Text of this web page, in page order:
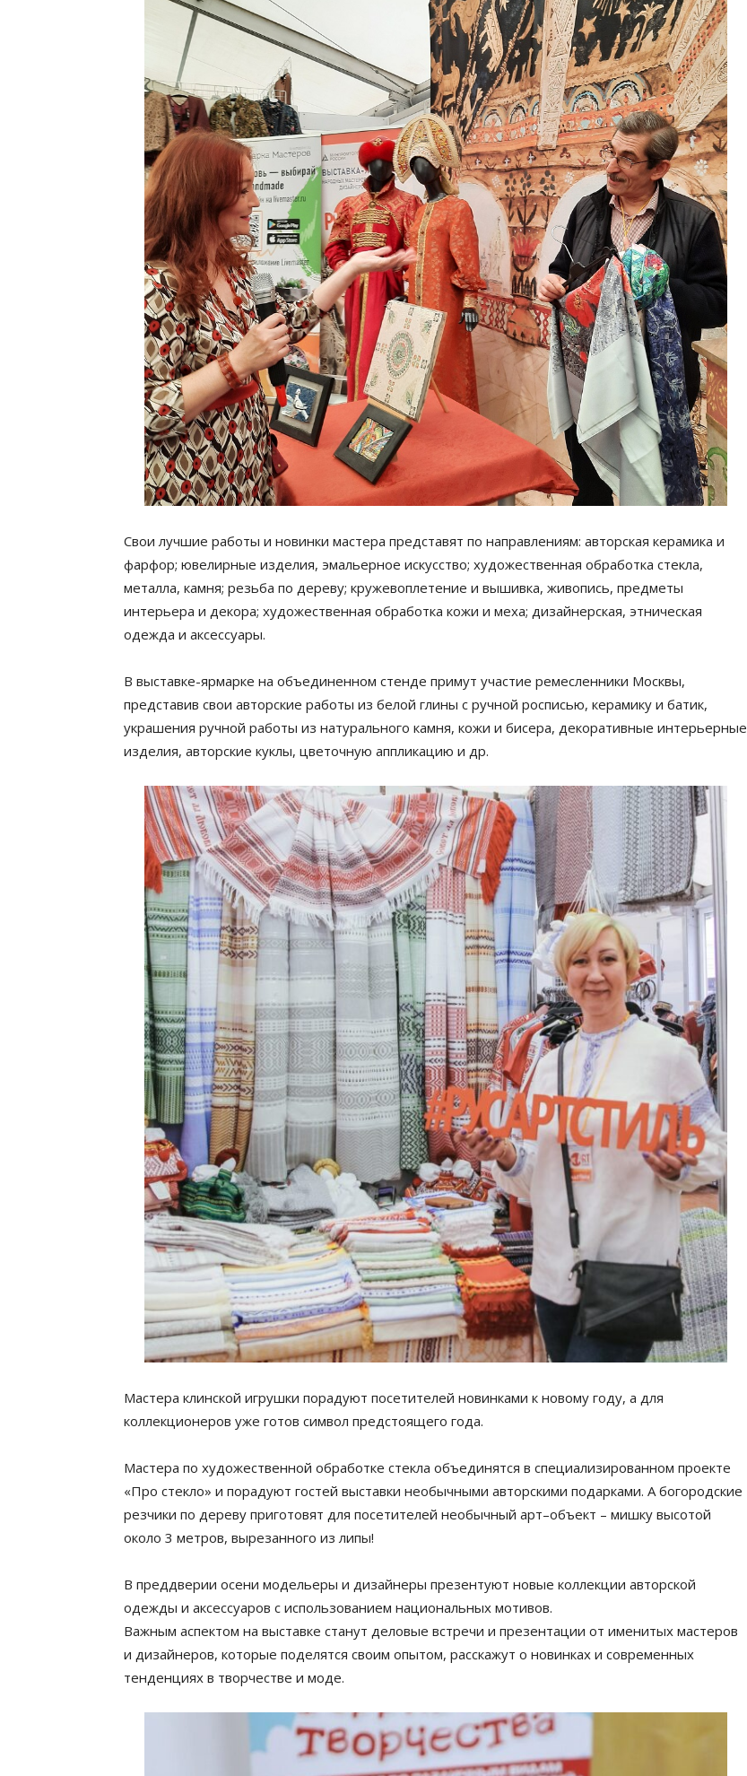
Свои лучшие работы и новинки мастера представят по направлениям: авторская керамика и
фарфор; ювелирные изделия, эмальерное искусство; художественная обработка стекла,
металла, камня; резьба по дереву; кружевоплетение и вышивка, живопись, предметы
интерьера и декора; художественная обработка кожи и меха; дизайнерская, этническая
одежда и аксессуары.
В выставке-ярмарке на объединенном стенде примут участие ремесленники Москвы,
представив свои авторские работы из белой глины с ручной росписью, керамику и батик,
украшения ручной работы из натурального камня, кожи и бисера, декоративные интерьерные
изделия, авторские куклы, цветочную аппликацию и др.
Мастера клинской игрушки порадуют посетителей новинками к новому году, а для
коллекционеров уже готов символ предстоящего года.
Мастера по художественной обработке стекла объединятся в специализированном проекте
«Про стекло» и порадуют гостей выставки необычными авторскими подарками. А богородские
резчики по дереву приготовят для посетителей необычный арт–объект – мишку высотой
около 3 метров, вырезанного из липы!
В преддверии осени модельеры и дизайнеры презентуют новые коллекции авторской
одежды и аксессуаров с использованием национальных мотивов.
Важным аспектом на выставке станут деловые встречи и презентации от именитых мастеров
и дизайнеров, которые поделятся своим опытом, расскажут о новинках и современных
тенденциях в творчестве и моде.